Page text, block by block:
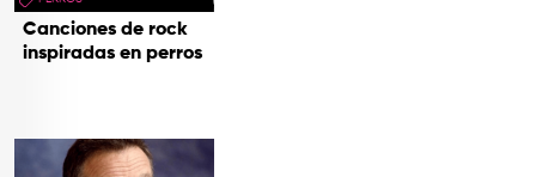
Canciones de rock
inspiradas en perros